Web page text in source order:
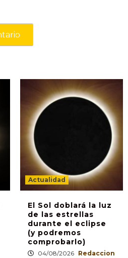
Actualidad
El Sol doblará la luz
de las estrellas
durante el eclipse
(y podremos
comprobarlo)
04/08/2026 Redaccion